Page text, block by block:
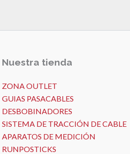
Nuestra tienda
ZONA OUTLET
GUIAS PASACABLES
DESBOBINADORES
SISTEMA DE TRACCIÓN DE CABLE
APARATOS DE MEDICIÓN
RUNPOSTICKS